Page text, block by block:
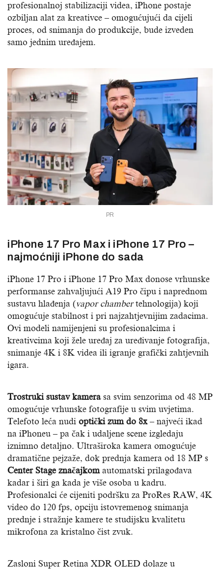
profesionalnoj stabilizaciji videa, iPhone postaje
ozbiljan alat za kreativce – omogućujući da cijeli
proces, od snimanja do produkcije, bude izveden
samo jednim uređajem.
PR
iPhone 17 Pro Max i iPhone 17 Pro –
najmoćniji iPhone do sada
iPhone 17 Pro i iPhone 17 Pro Max donose vrhunske
performanse zahvaljujući A19 Pro čipu i naprednom
sustavu hlađenja (vapor chambertehnologija) koji
omogućuje stabilnost i pri najzahtjevnijim zadacima.
Ovi modeli namijenjeni su profesionalcima i
kreativcima koji žele uređaj za uređivanje fotografija,
snimanje 4K i 8K videa ili igranje grafički zahtjevnih
igara.
Trostruki sustav kamerasa svim senzorima od 48 MP
omogućuje vrhunske fotografije u svim uvjetima.
Telefoto leća nudi optički zum do 8x – najveći ikad
na iPhoneu – pa čak i udaljene scene izgledaju
iznimno detaljno. Ultraširoka kamera omogućuje
dramatične pejzaže, dok prednja kamera od 18 MP s
Center Stage značajkomautomatski prilagođava
kadar i širi ga kada je više osoba u kadru.
Profesionalci će cijeniti podršku za ProRes RAW, 4K
video do 120 fps, opciju istovremenog snimanja
prednje i stražnje kamere te studijsku kvalitetu
mikrofona za kristalno čist zvuk.
Zasloni Super Retina XDR OLED dolaze u